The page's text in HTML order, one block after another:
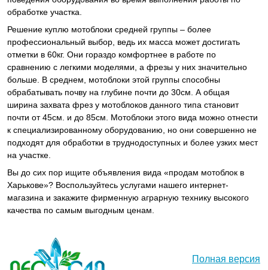
обработке участка.
Решение куплю мотоблоки средней группы – более
профессиональный выбор, ведь их масса может достигать
отметки в 60кг. Они гораздо комфортнее в работе по
сравнению с легкими моделями, а фрезы у них значительно
больше. В среднем, мотоблоки этой группы способны
обрабатывать почву на глубине почти до 30см. А общая
ширина захвата фрез у мотоблоков данного типа становит
почти от 45см. и до 85см. Мотоблоки этого вида можно отнести
к специализированному оборудованию, но они совершенно не
подходят для обработки в труднодоступных и более узких мест
на участке.
Вы до сих пор ищите объявления вида «продам мотоблок в
Харькове»? Воспользуйтесь услугами нашего интернет-
магазина и закажите фирменную аграрную технику высокого
качества по самым выгодным ценам.
Полная версия